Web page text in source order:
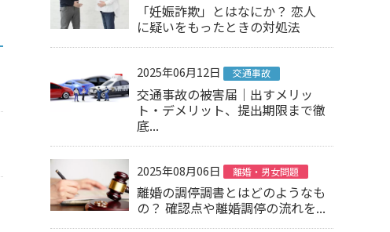
「妊娠詐欺」とはなにか？ 恋人
に疑いをもったときの対処法
2025年06月12日 交通事故
交通事故の被害届｜出すメリッ
ト・デメリット、提出期限まで徹
底...
2025年08月06日 離婚・男女問題
離婚の調停調書とはどのようなも
の？ 確認点や離婚調停の流れを...